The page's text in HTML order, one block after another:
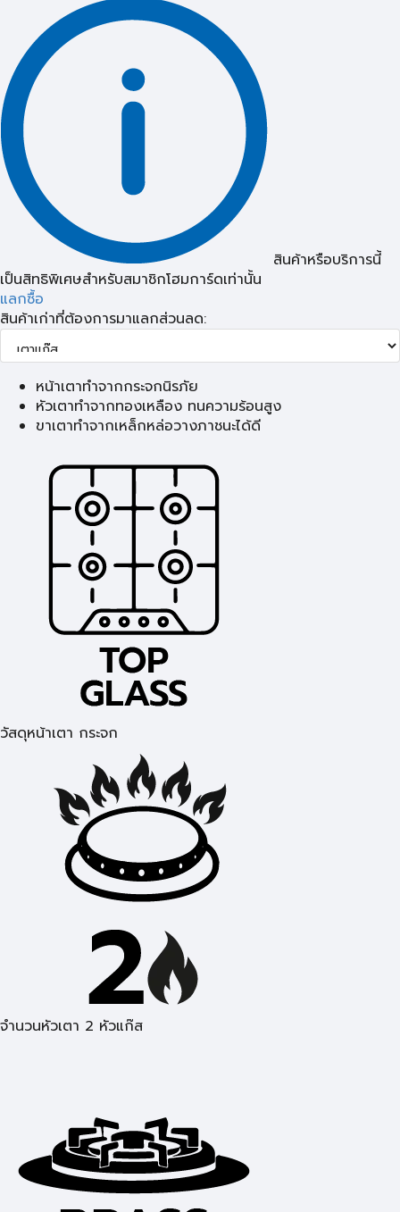
สินค้าหรือบริการนี้
เป็นสิทธิพิเศษสำหรับสมาชิกโฮมการ์ดเท่านั้น
แลกซื้อ
สินค้าเก่าที่ต้องการมาแลกส่วนลด:
หน้าเตาทำจากกระจกนิรภัย
หัวเตาทำจากทองเหลือง ทนความร้อนสูง
ขาเตาทำจากเหล็กหล่อวางภาชนะได้ดี
วัสดุหน้าเตา กระจก
จำนวนหัวเตา 2 หัวแก๊ส